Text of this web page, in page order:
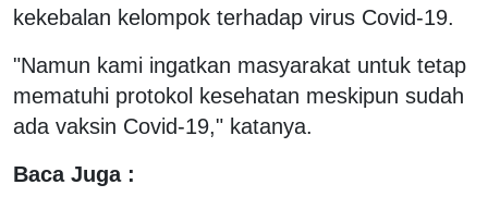
kekebalan kelompok terhadap virus Covid-19.
"Namun kami ingatkan masyarakat untuk tetap
mematuhi protokol kesehatan meskipun sudah
ada vaksin Covid-19," katanya.
Baca Juga :